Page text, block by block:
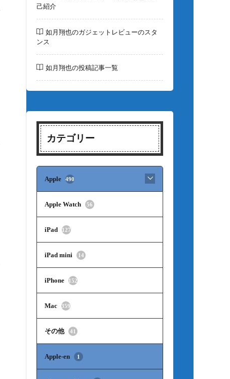
己紹介
如月翔也のガジェットレビューのスタ
ンス
如月翔也の投稿記事一覧
カテゴリー
Apple 490
Apple Watch 56
iPad 127
iPad mini 14
iPhone 152
Mac 359
その他 41
Apple-en 1